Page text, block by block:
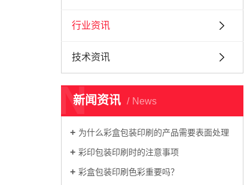
行业资讯
技术资讯
新闻资讯 News
N
为什么彩盒包装印刷的产品需要表面处理
彩印包装印刷时的注意事项
彩盒包装印刷色彩重要吗？